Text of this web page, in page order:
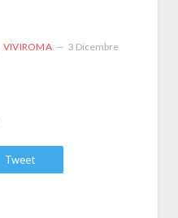
VIVIROMA 3 Dicembre
Tweet